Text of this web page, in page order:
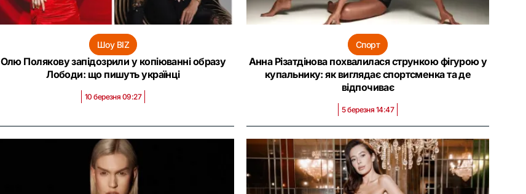
Шоу BIZ
Олю Полякову запідозрили у копіюванні образу
Лободи: що пишуть українці
10 березня 09:27
Спорт
Анна Різатдінова похвалилася стрункою фігурою у
купальнику: як виглядає спортсменка та де
відпочиває
5 березня 14:47